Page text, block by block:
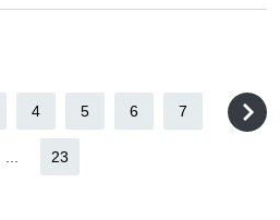
4 5 6 7
23